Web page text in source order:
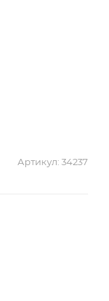
Артикул: 34237